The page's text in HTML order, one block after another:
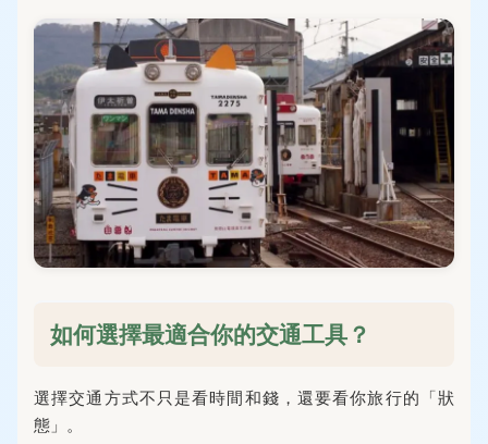
如何選擇最適合你的交通工具？
選擇交通方式不只是看時間和錢，還要看你旅行的「狀
態」。